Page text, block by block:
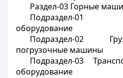
Раздел-03 Горные
Подраздел-01
оборудование
Подраздел-02
погрузочные машины
Подраздел-03
оборудование